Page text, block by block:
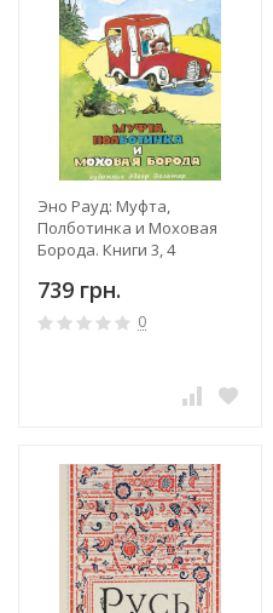
Эно Рауд: Муфта,
Полботинка и Моховая
Борода. Книги 3, 4
739 грн.
0